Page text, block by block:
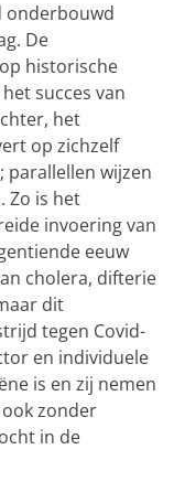
onderbouwd
De
historische
succes van
het
op zichzelf
parallellen wijzen
Zo is het
invoering van
eeuw
cholera, difterie
dit
tegen Covid-
en individuele
is en zij nemen
zonder
in de